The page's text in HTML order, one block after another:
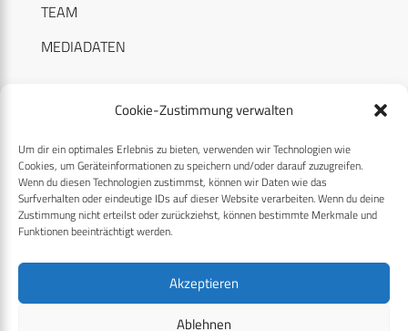
Cookie-Zustimmung verwalten
Um dir ein optimales Erlebnis zu bieten, verwenden wir Technologien wie
Cookies, um Geräteinformationen zu speichern und/oder darauf zuzugreifen.
Wenn du diesen Technologien zustimmst, können wir Daten wie das
Surfverhalten oder eindeutige IDs auf dieser Website verarbeiten. Wenn du deine
Zustimmung nicht erteilst oder zurückziehst, können bestimmte Merkmale und
Funktionen beeinträchtigt werden.
Akzeptieren
Ablehnen
TEAM
MEDIADATEN
RECHTLICHES
Datenschutzerklärung
Cookie-Richtlinie (EU)